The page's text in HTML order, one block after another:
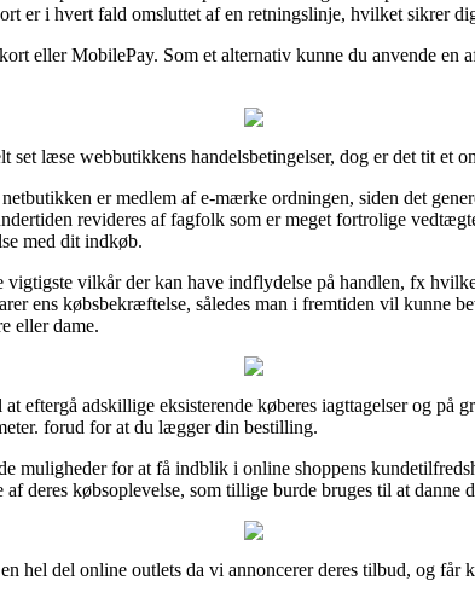
er i hvert fald omsluttet af en retningslinje, hvilket sikrer
eller MobilePay. Som et alternativ kunne du anvende
læse webbutikkens handelsbetingelser, dog er det tit et
er medlem af e-mærke ordningen, siden det
revideres af fagfolk som er meget fortrolige
med dit indkøb.
vilkår der kan have indflydelse på handlen, fx
ens købsbekræftelse, således man i fremtiden vil kunne
eller dame.
eftergå adskillige eksisterende køberes iagttagelser og på
forud for at du lægger din bestilling.
muligheder for at få indblik i online shoppens
deres købsoplevelse, som tillige burde bruges til at danne
hel del online outlets da vi annoncerer deres tilbud, og får